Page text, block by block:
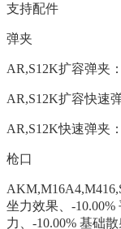
支持配件
弹夹
AR,S12K扩容弹夹
AR,S12K扩容快速
AR,S12K快速弹夹
枪口
坐力效果、-
力、-10.00% 基础